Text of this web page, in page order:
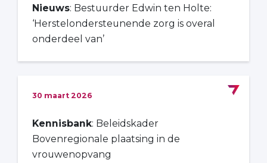
Nieuws: Bestuurder Edwin ten Holte:
‘Herstelondersteunende zorg is overal
onderdeel van’
30 maart 2026
Kennisbank: Beleidskader
Bovenregionale plaatsing in de
vrouwenopvang